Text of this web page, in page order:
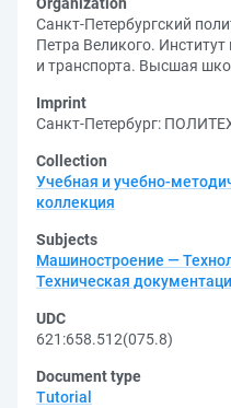
Санкт-Петербургский
Петра Великого.
и транспорта. Высшая
Imprint
Санкт-Петербург:
Collection
Учебная и учебно-
коллекция
Subjects
Машиностроение —
Техническая
UDC
621:658.512(075.8)
Document type
Tutorial